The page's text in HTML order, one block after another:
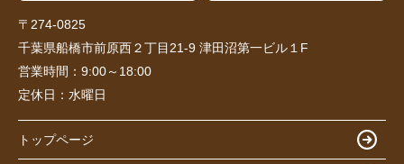
〒274-0825
千葉県船橋市前原西２丁目21-9 津田沼第一ビル１F
営業時間： 9:00～18:00
定休日： 水曜日
トップページ